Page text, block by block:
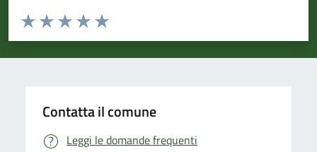
Valuta da 1 a 5 stelle la pagina
Valuta 5 stelle su 5
Valuta 4 stelle su 5
Valuta 3 stelle su 5
Valuta 2 stelle su 5
Valuta 1 stelle su 5
Contatta il comune
Leggi le domande frequenti